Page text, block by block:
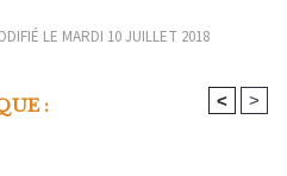
LE MARDI 10 JUILLET 2018
: < >